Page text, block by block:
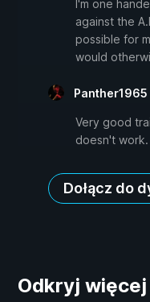
I'm one
against the
possible for
would
Panther1965
Very good
doesn't
Dołącz do
Odkryj więcej